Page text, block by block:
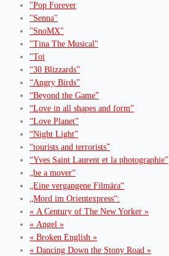
"Pop Forever
"Senna"
"SnoMX"
"Tina The Musical"
"Toi
“30 Blizzards”
“Angry Birds”
“Beyond the Game”
“Love in all shapes and form”
“Love Planet”
“Night Light”
“tourists and terrorists”
“Yves Saint Laurent et la photographie”
„be a mover“
„Eine vergangene Filmära“
„Mord im Orientexpress“:
« A Century of The New Yorker »
« Angel »
« Broken English »
« Dancing Down the Stony Road »